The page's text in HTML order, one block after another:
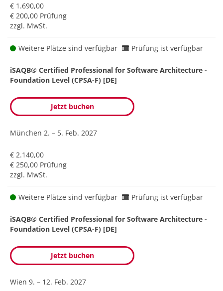
€ 1.690,00
€ 200,00 Prüfung
zzgl. MwSt.
Weitere Plätze sind verfügbar Prüfung ist verfügbar
iSAQB® Certified Professional for Software Architecture -
Foundation Level (CPSA-F) [DE]
Jetzt buchen
München 2. – 5. Feb. 2027
€ 2.140,00
€ 250,00 Prüfung
zzgl. MwSt.
Weitere Plätze sind verfügbar Prüfung ist verfügbar
iSAQB® Certified Professional for Software Architecture -
Foundation Level (CPSA-F) [DE]
Jetzt buchen
Wien 9. – 12. Feb. 2027